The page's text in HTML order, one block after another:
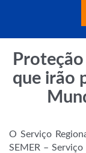
que irão
O Serviço
SEMER –